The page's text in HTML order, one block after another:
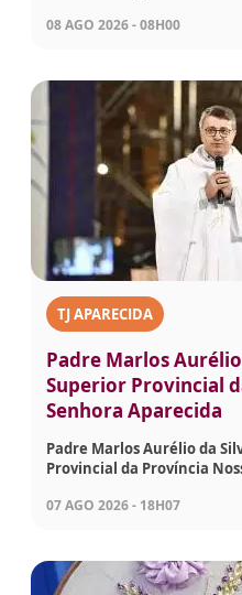
08 AGO 2026 - 08H00
TJ APARECIDA
Padre Marlos
Superior Provincial
Senhora Aparecida
Padre Marlos Aurélio da
Provincial da Província
07 AGO 2026 - 18H07